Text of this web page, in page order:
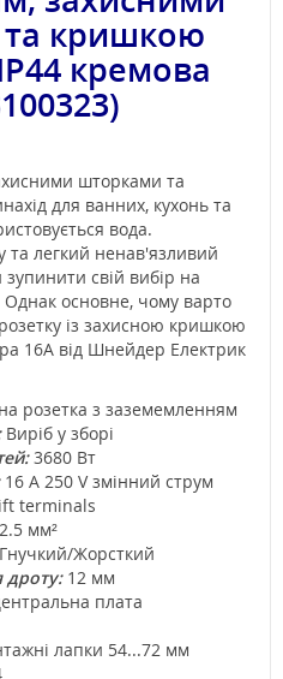
кришкою
кремова
шторками та
для ванних, кухонь та
вода.
та легкий ненав'язливий
свій вибір на
основне, чому варто
із захисною кришкою
16А від Шнейдер Електрик
розетка з заземемленням
Виріб у зборі
3680 Вт
16 A 250 V змінний струм
terminals
мм²
Гнучкий/Жорсткий
дроту: 12 мм
плата
лапки 54...72 мм